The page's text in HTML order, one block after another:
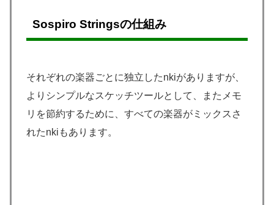
Sospiro Stringsの仕組み
それぞれの楽器ごとに独立したnkiがありますが、
よりシンプルなスケッチツールとして、またメモ
リを節約するために、すべての楽器がミックスさ
れたnkiもあります。